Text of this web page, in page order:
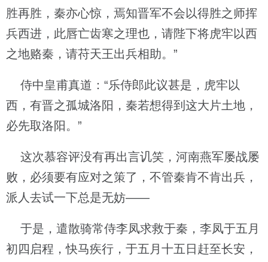
胜再胜，秦亦心惊，焉知晋军不会以得胜之师挥
兵西进，此唇亡齿寒之理也，请陛下将虎牢以西
之地赂秦，请苻天王出兵相助。”
侍中皇甫真道：“乐侍郎此议甚是，虎牢以
西，有晋之孤城洛阳，秦若想得到这大片土地，
必先取洛阳。”
这次慕容评没有再出言讥笑，河南燕军屡战屡
败，必须要有应对之策了，不管秦肯不肯出兵，
派人去试一下总是无妨——
于是，遣散骑常侍李凤求救于秦，李凤于五月
初四启程，快马疾行，于五月十五日赶至长安，